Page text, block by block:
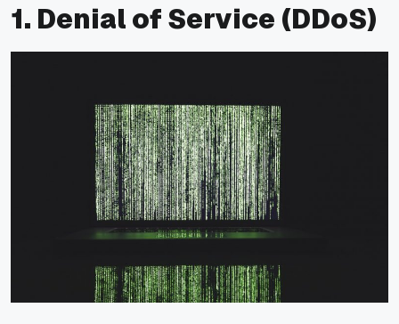
1. Denial of Service (DDoS)